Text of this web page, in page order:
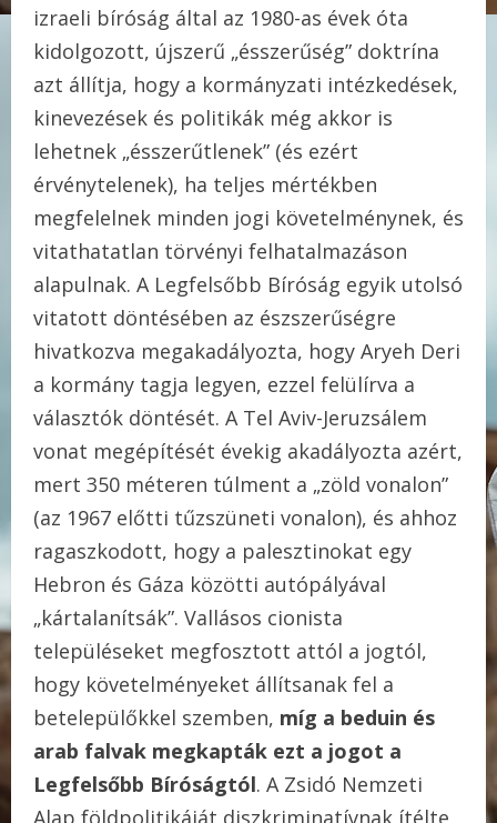
izraeli bíróság által az 1980-as évek óta
kidolgozott, újszerű „ésszerűség” doktrína
azt állítja, hogy a kormányzati intézkedések,
kinevezések és politikák még akkor is
lehetnek „ésszerűtlenek” (és ezért
érvénytelenek), ha teljes mértékben
megfelelnek minden jogi követelménynek, és
vitathatatlan törvényi felhatalmazáson
alapulnak. A Legfelsőbb Bíróság egyik utolsó
vitatott döntésében az észszerűségre
hivatkozva megakadályozta, hogy Aryeh Deri
a kormány tagja legyen, ezzel felülírva a
választók döntését. A Tel Aviv-Jeruzsálem
vonat megépítését évekig akadályozta azért,
mert 350 méteren túlment a „zöld vonalon”
(az 1967 előtti tűzszüneti vonalon), és ahhoz
ragaszkodott, hogy a palesztinokat egy
Hebron és Gáza közötti autópályával
„kártalanítsák”. Vallásos cionista
településeket megfosztott attól a jogtól,
hogy követelményeket állítsanak fel a
betelepülőkkel szemben, míg a beduin és
arab falvak megkapták ezt a jogot a
Legfelsőbb Bíróságtól. A Zsidó Nemzeti